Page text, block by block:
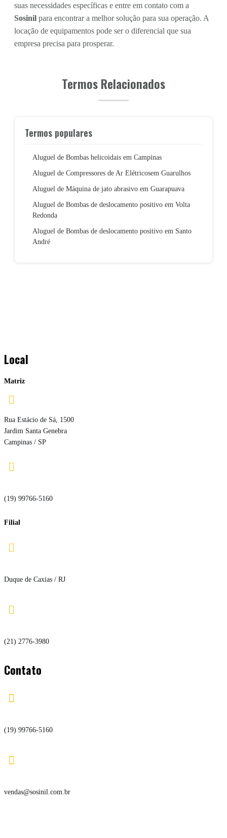
suas necessidades específicas e entre em contato com a
Sosinil para encontrar a melhor solução para sua operação. A
locação de equipamentos pode ser o diferencial que sua
empresa precisa para prosperar.
Termos Relacionados
Termos populares
Aluguel de Bombas helicoidais em Campinas
Aluguel de Compressores de Ar Elétricosem Guarulhos
Aluguel de Máquina de jato abrasivo em Guarapuava
Aluguel de Bombas de deslocamento positivo em Volta
Redonda
Aluguel de Bombas de deslocamento positivo em Santo
André
Local
Matriz

Rua Estácio de Sá, 1500
Jardim Santa Genebra
Campinas / SP

(19) 99766-5160
Filial

Duque de Caxias / RJ

(21) 2776-3980
Contato

(19) 99766-5160

vendas@sosinil.com.br